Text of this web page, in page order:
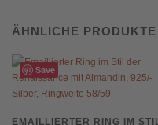
ÄHNLICHE PRODUKTE
Save
EMAILLIERTER RING IM STIL